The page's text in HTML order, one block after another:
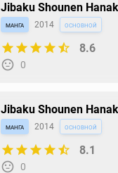
Jibaku Shounen
манга 2014 основной
8.6
0
Jibaku Shounen
манга 2014 основной
8.1
0